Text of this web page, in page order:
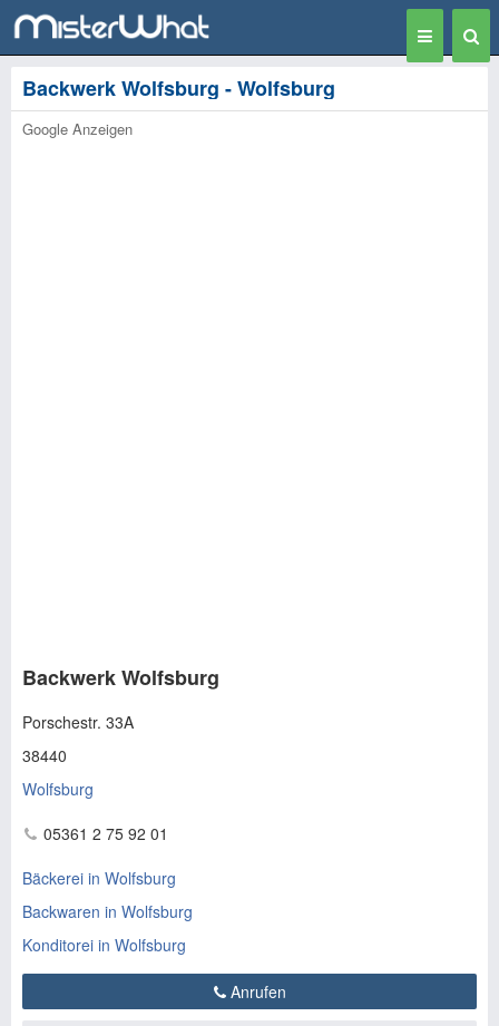
Toggle
navigation
Backwerk Wolfsburg - Wolfsburg
Google Anzeigen
Backwerk Wolfsburg
Porschestr. 33A
38440
Wolfsburg
05361 2 75 92 01
Bäckerei in Wolfsburg
Backwaren in Wolfsburg
Konditorei in Wolfsburg
Anrufen